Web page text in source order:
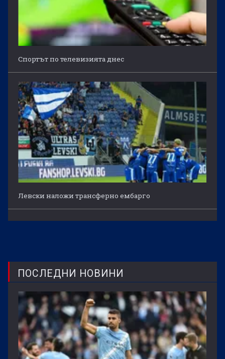
Спортът по телевизията днес
Левски наложи трансферно ембарго
ПОСЛЕДНИ НОВИНИ